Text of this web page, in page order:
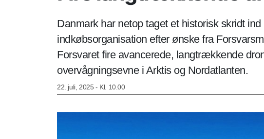
Danmark har netop taget et historisk skridt
indkøbsorganisation efter ønske fra
Forsvaret fire avancerede, langtrækkende
overvågningsevne i Arktis og Nordatlanten.
22. juli, 2025 - Kl. 10.00